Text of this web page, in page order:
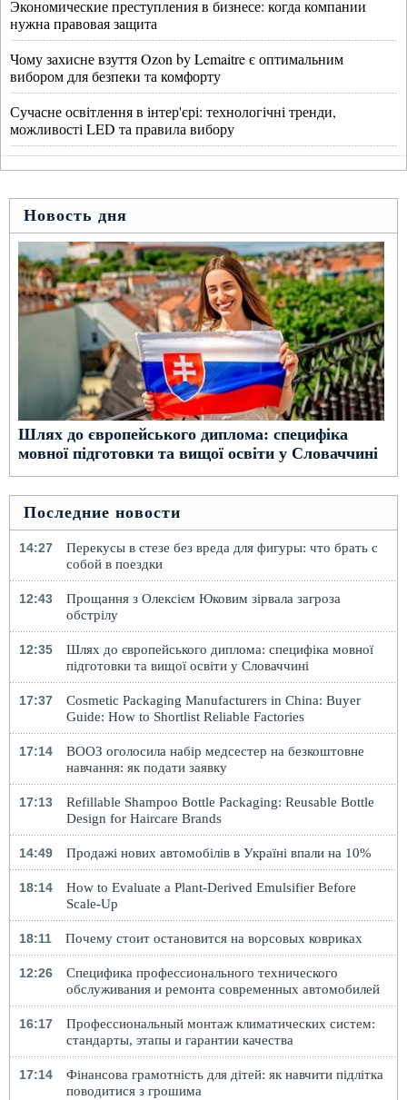
Экономические преступления в бизнесе: когда компании
нужна правовая защита
Чому захисне взуття Ozon by Lemaitre є оптимальним
вибором для безпеки та комфорту
Сучасне освітлення в інтер'єрі: технологічні тренди,
можливості LED та правила вибору
Новость дня
Шлях до європейського диплома: специфіка
мовної підготовки та вищої освіти у Словаччині
Последние новости
14:27
Перекусы в стезе без вреда для фигуры: что брать с
собой в поездки
12:43
Прощання з Олексієм Юковим зірвала загроза
обстрілу
12:35
Шлях до європейського диплома: специфіка мовної
підготовки та вищої освіти у Словаччині
17:37
Cosmetic Packaging Manufacturers in China: Buyer
Guide: How to Shortlist Reliable Factories
17:14
ВООЗ оголосила набір медсестер на безкоштовне
навчання: як подати заявку
17:13
Refillable Shampoo Bottle Packaging: Reusable Bottle
Design for Haircare Brands
14:49 Продажі нових автомобілів в Україні впали на 10%
18:14
How to Evaluate a Plant-Derived Emulsifier Before
Scale-Up
18:11 Почему стоит остановится на ворсовых ковриках
12:26
Специфика профессионального технического
обслуживания и ремонта современных автомобилей
16:17
Профессиональный монтаж климатических систем:
стандарты, этапы и гарантии качества
17:14
Фінансова грамотність для дітей: як навчити підлітка
поводитися з грошима